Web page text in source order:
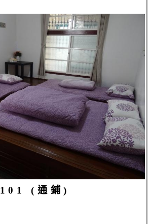
101 (通鋪)